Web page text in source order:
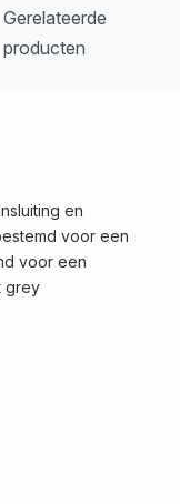
Gerelateerde
producten
en
voor een
voor een
grey